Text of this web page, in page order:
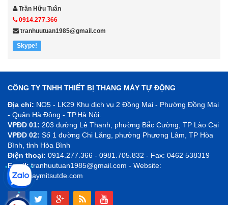
Trần Hữu Tuân
0914.277.366
tranhuutuan1985@gmail.com
Skype!
CÔNG TY TNHH THIẾT BỊ THANG MÁY TỰ ĐỘNG
Địa chỉ: NO5 - LK29 Khu dịch vụ 2 Đồng Mai - Phường Đồng Mai
- Quận Hà Đông - TP.Hà Nội.
VPĐD 01: 203 đường Lê Thanh, phường Bắc Cường, TP Lào Cai
VPĐD 02: Số 1 đường Chi Lăng, phường Phương Lâm, TP Hòa
Bình, tỉnh Hòa Bình
Điện thoại: 0914.277.366 - 0981.705.832 - Fax: 0462 538319
Email:tranhuutuan1985@gmail.com - Website:
thangmaymitsutde.com